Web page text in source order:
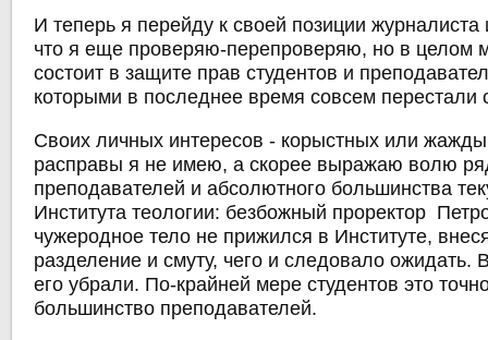
И теперь я перейду к своей позиции журналиста
что я еще проверяю-перепроверяю, но в целом
состоит в защите прав студентов и
которыми в последнее время совсем перестали
Своих личных интересов - корыстных или
расправы я не имею, а скорее выражаю волю
преподавателей и абсолютного большинства
Института теологии: безбожный проректор
чужеродное тело не прижился в Институте,
разделение и смуту, чего и следовало ожидать.
его убрали. По-крайней мере студентов это
большинство преподавателей.